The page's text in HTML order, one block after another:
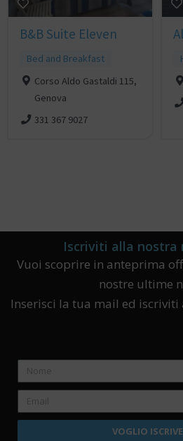
B&B Suite Eleven
Bed and Breakfast
Corso Aldo Gastaldi 115,
Genova
331 367 9027
Iscriviti alla nostra
Vuoi scoprire in anteprima
nostre ultime
Inserisci la tua mail ed
VOGLIO